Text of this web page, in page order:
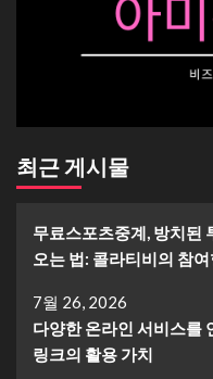
최근 게시물
무료스포츠중계, 방치된
오는 법: 콜라티비의 참
7월 26, 2026
다양한 온라인 서비스를
링크의 활용 가치